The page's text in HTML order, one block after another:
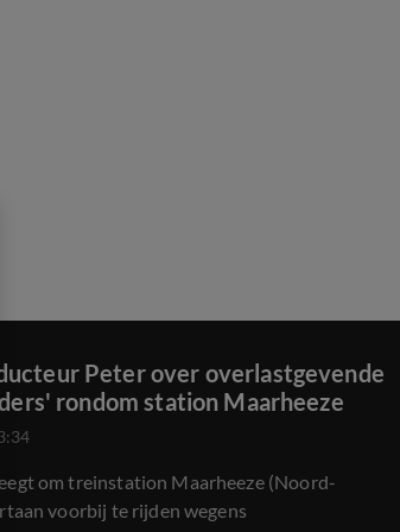
Peter over overlastgevende
rondom station Maarheeze
om treinstation Maarheeze (Noord-
voorbij te rijden wegens